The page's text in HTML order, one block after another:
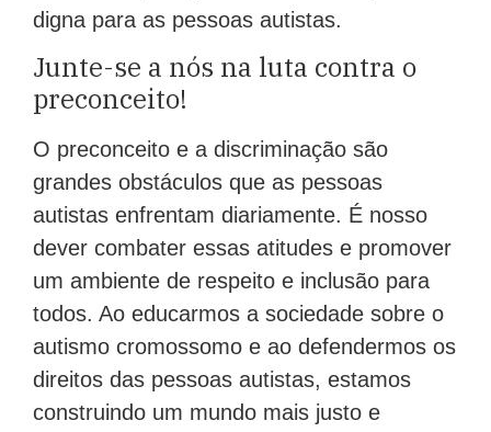
digna para as pessoas autistas.
Junte-se a nós na luta contra o
preconceito!
O preconceito e a discriminação são
grandes obstáculos que as pessoas
autistas enfrentam diariamente. É nosso
dever combater essas atitudes e promover
um ambiente de respeito e inclusão para
todos. Ao educarmos a sociedade sobre o
autismo cromossomo e ao defendermos os
direitos das pessoas autistas, estamos
construindo um mundo mais justo e